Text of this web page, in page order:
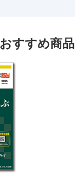
おすすめ商品